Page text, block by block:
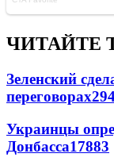
ЧИТАЙТЕ
Зеленский
переговорах
Украинцы
Донбасса17883